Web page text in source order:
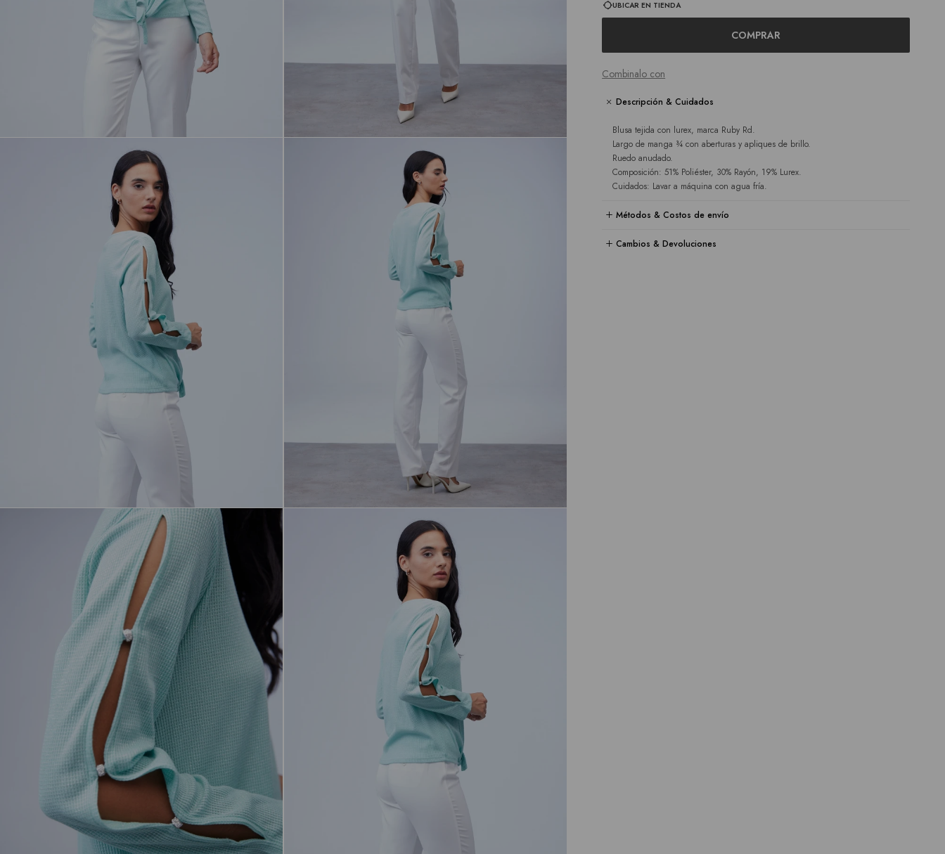
UBICAR EN TIENDA
COMPRAR
Combinalo con
Descripción & Cuidados
Blusa tejida con lurex, marca Ruby Rd.
Largo de manga ¾ con aberturas y apliques de brillo.
Ruedo anudado.
Composición: 51% Poliéster, 30% Rayón, 19% Lurex.
Cuidados: Lavar a máquina con agua fría.
Métodos & Costos de envío
Cambios & Devoluciones